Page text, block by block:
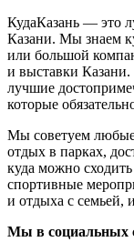
КудаКазань — это
Казани. Мы знаем
или большой
и выставки
лучшие
которые
Мы советуем
отдых в парках,
куда можно
спортивные
и отдыха с семьей,
Мы в социальных